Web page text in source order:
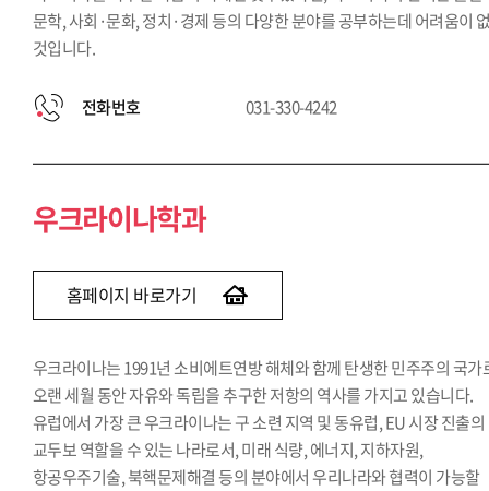
문학, 사회·문화, 정치·경제 등의 다양한 분야를 공부하는데 어려움이
것입니다.
전화번호 031-330-4242
우크라이나학과
홈페이지 바로가기
우크라이나는 1991년 소비에트연방 해체와 함께 탄생한 민주주의 국가
오랜 세월 동안 자유와 독립을 추구한 저항의 역사를 가지고 있습니다.
유럽에서 가장 큰 우크라이나는 구 소련 지역 및 동유럽, EU 시장 진출의
교두보 역할을 수 있는 나라로서, 미래 식량, 에너지, 지하자원,
항공우주기술, 북핵문제해결 등의 분야에서 우리나라와 협력이 가능할